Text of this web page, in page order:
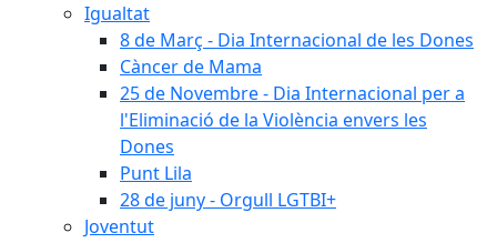
Igualtat
8 de Març - Dia Internacional de les Dones
Càncer de Mama
25 de Novembre - Dia Internacional per a
l'Eliminació de la Violència envers les
Dones
Punt Lila
28 de juny - Orgull LGTBI+
Joventut